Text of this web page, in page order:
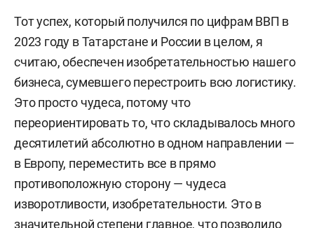
Тот успех, который получился по цифрам ВВП в
2023 году в Татарстане и России в целом, я
считаю, обеспечен изобретательностью нашего
бизнеса, сумевшего перестроить всю логистику.
Это просто чудеса, потому что
переориентировать то, что складывалось много
десятилетий абсолютно в одном направлении —
в Европу, переместить все в прямо
противоположную сторону — чудеса
изворотливости, изобретательности. Это в
значительной степени главное, что позволило